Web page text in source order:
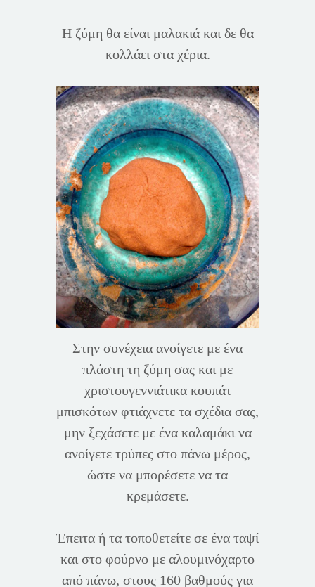
Η ζύμη θα είναι μαλακιά και δε θα
κολλάει στα χέρια.
Στην συνέχεια ανοίγετε με ένα
πλάστη τη ζύμη σας και με
χριστουγεννιάτικα κουπάτ
μπισκότων φτιάχνετε τα σχέδια σας,
μην ξεχάσετε με ένα καλαμάκι να
ανοίγετε τρύπες στο πάνω μέρος,
ώστε να μπορέσετε να τα
κρεμάσετε.
Έπειτα ή τα τοποθετείτε σε ένα ταψί
και στο φούρνο με αλουμινόχαρτο
από πάνω, στους 160 βαθμούς για